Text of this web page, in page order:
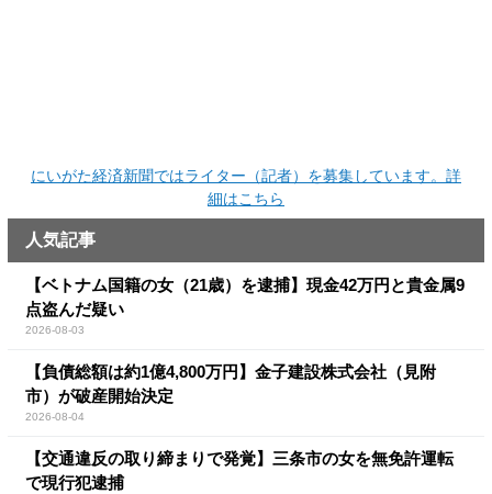
にいがた経済新聞ではライター（記者）を募集しています。詳
細はこちら
人気記事
【ベトナム国籍の女（21歳）を逮捕】現金42万円と貴金属9
点盗んだ疑い
2026-08-03
【負債総額は約1億4,800万円】金子建設株式会社（見附
市）が破産開始決定
2026-08-04
【交通違反の取り締まりで発覚】三条市の女を無免許運転
で現行犯逮捕